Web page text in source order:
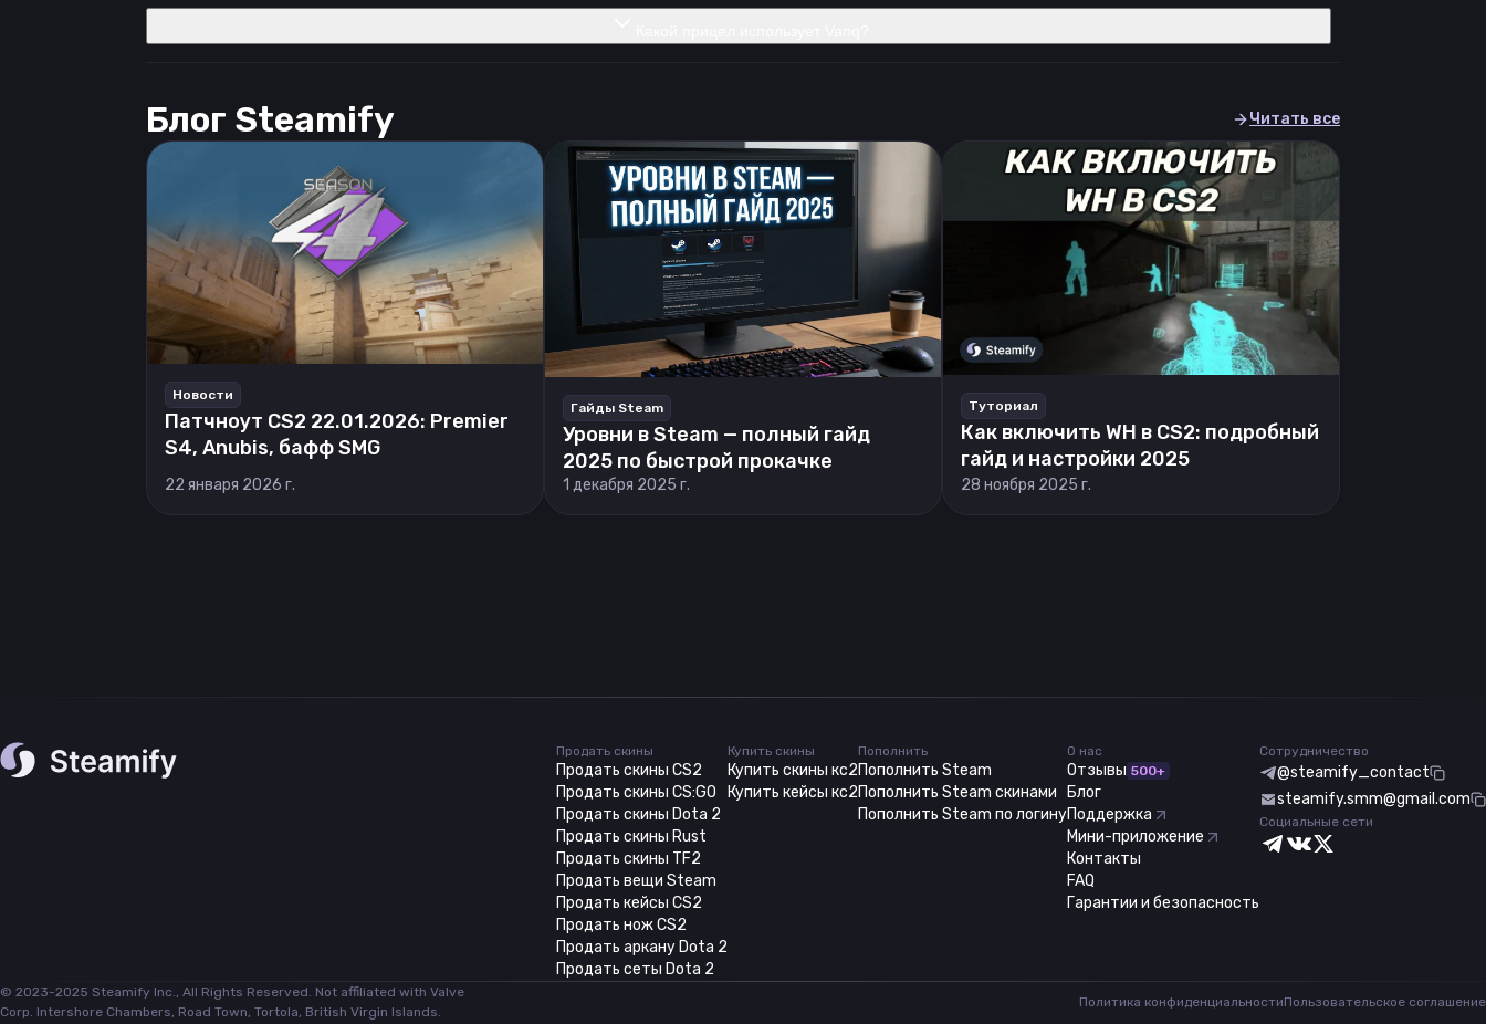
Блог Steamify Читать все
Новости
Патчноут CS2 22.01.2026: Premier
S4, Anubis, бафф SMG
22 января 2026 г.
Гайды Steam
Уровни в Steam — полный гайд
2025 по быстрой прокачке
1 декабря 2025 г.
Туториал
Как включить WH в CS2: подробный
гайд и настройки 2025
28 ноября 2025 г.
Продать скины
Продать скины CS2
Продать скины CS:GO
Продать скины Dota 2
Продать скины Rust
Продать скины TF2
Продать вещи Steam
Продать кейсы CS2
Продать нож CS2
Продать аркану Dota 2
Продать сеты Dota 2
Купить скины
Купить скины кс2
Купить кейсы кс2
Пополнить
Пополнить Steam
Пополнить Steam скинами
Пополнить Steam по логину
О нас
Отзывы 500+
Блог
Поддержка
Мини-приложение
Контакты
FAQ
Гарантии и безопасность
Сотрудничество
@steamify_contact
steamify.smm@gmail.com
Социальные сети
© 2023-2025 Steamify Inc., All Rights Reserved. Not affiliated with Valve
Corp. Intershore Chambers, Road Town, Tortola, British Virgin Islands.
Политика конфиденциальностиПользовательское соглашение